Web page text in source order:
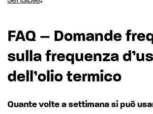
FAQ – Domande
sulla frequenza
dell’olio termico
Quante volte a settimana si può